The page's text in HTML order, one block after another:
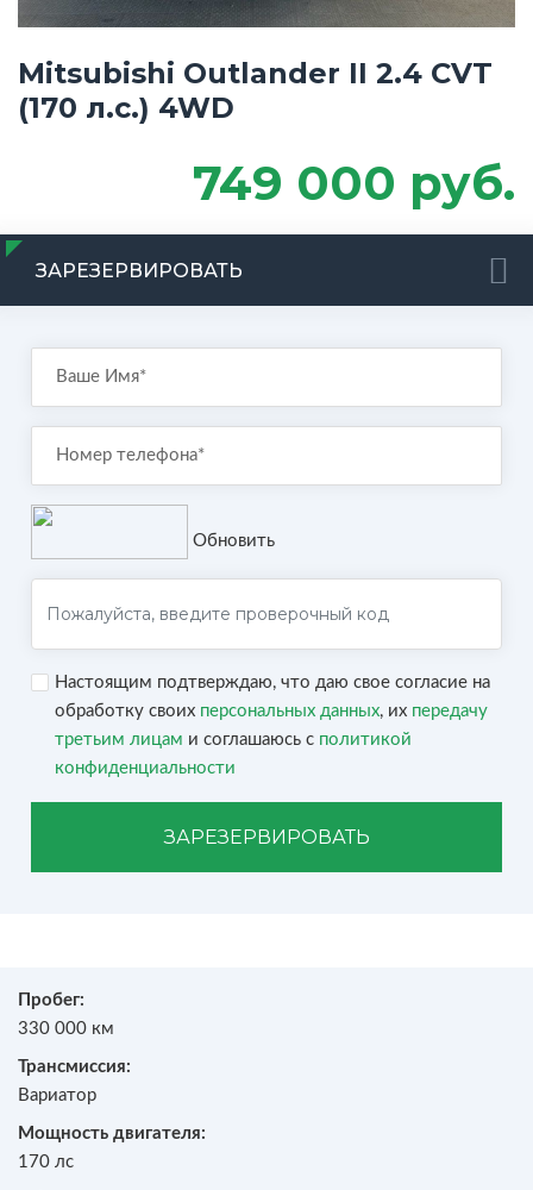
Mitsubishi Outlander II 2.4 CVT
(170 л.с.) 4WD
749 000 руб.
ЗАРЕЗЕРВИРОВАТЬ
Обновить
Настоящим подтверждаю, что даю свое согласие на
обработку своих персональных данных, их передачу
третьим лицам и соглашаюсь с политикой
конфиденциальности
ЗАРЕЗЕРВИРОВАТЬ
Пробег:
330 000 км
Трансмиссия:
Вариатор
Мощность двигателя:
170 лс